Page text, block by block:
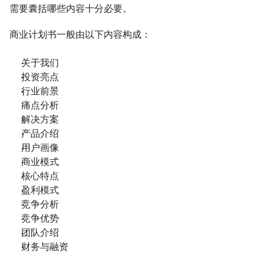
需要囊括哪些内容十分必要。
商业计划书一般由以下内容构成：
关于我们
投资亮点
行业前景
痛点分析
解决方案
产品介绍
用户画像
商业模式
核心特点
盈利模式
竞争分析
竞争优势
团队介绍
财务与融资